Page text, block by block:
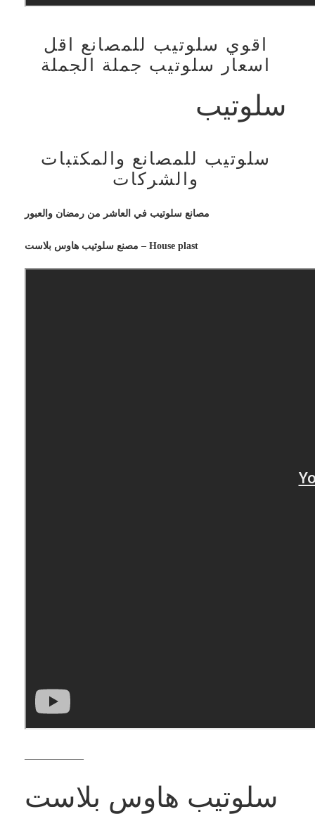
اقوي سلوتيب للمصانع اقل
اسعار سلوتيب جملة الجملة
سلوتيب
سلوتيب للمصانع والمكتبات
والشركات
مصانع سلوتيب في العاشر من رمضان والعبور
مصنع سلوتيب هاوس بلاست – House plast
——————
سلوتيب هاوس بلاست